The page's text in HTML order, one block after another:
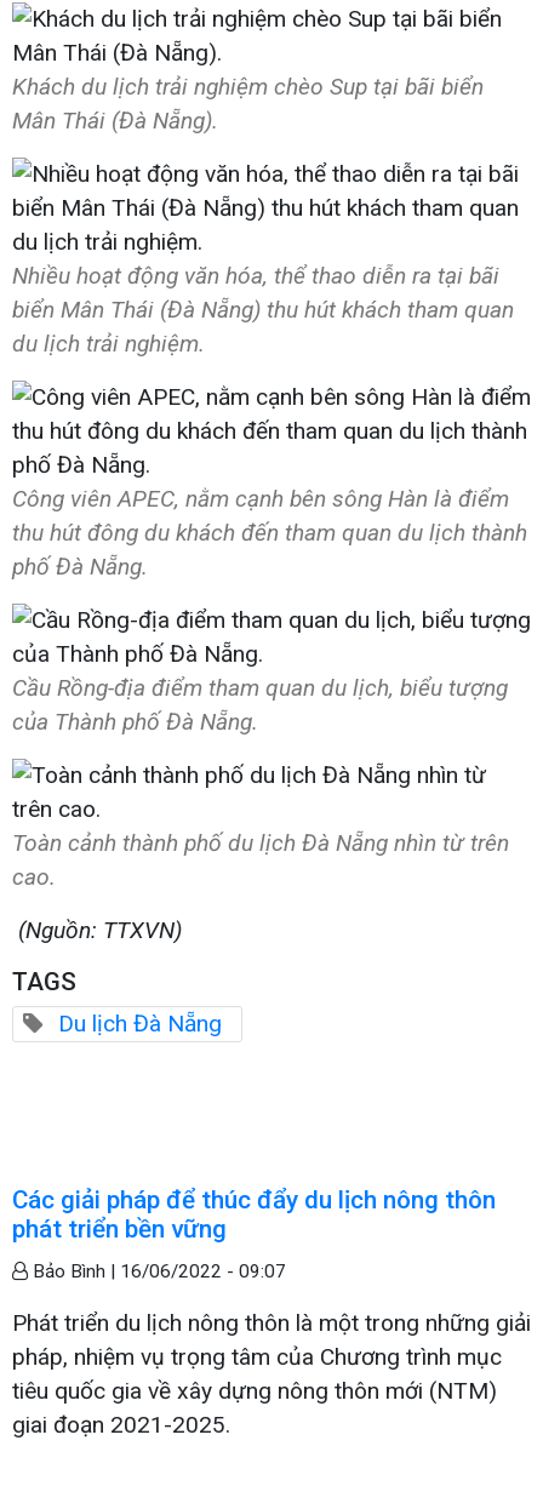
Khách du lịch trải nghiệm chèo Sup tại bãi biển
Mân Thái (Đà Nẵng).
Nhiều hoạt động văn hóa, thể thao diễn ra tại bãi
biển Mân Thái (Đà Nẵng) thu hút khách tham quan
du lịch trải nghiệm.
Công viên APEC, nằm cạnh bên sông Hàn là điểm
thu hút đông du khách đến tham quan du lịch thành
phố Đà Nẵng.
Cầu Rồng-địa điểm tham quan du lịch, biểu tượng
của Thành phố Đà Nẵng.
Toàn cảnh thành phố du lịch Đà Nẵng nhìn từ trên
cao.
(Nguồn: TTXVN)
TAGS
Du lịch Đà Nẵng
Các giải pháp để thúc đẩy du lịch nông thôn
phát triển bền vững
Bảo Bình | 16/06/2022 - 09:07
Phát triển du lịch nông thôn là một trong những giải
pháp, nhiệm vụ trọng tâm của Chương trình mục
tiêu quốc gia về xây dựng nông thôn mới (NTM)
giai đoạn 2021-2025.